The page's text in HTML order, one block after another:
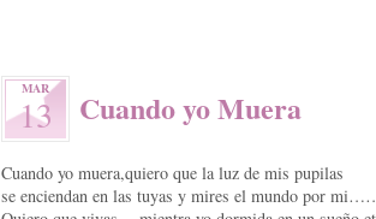
MAR
13 Cuando yo Muera
Cuando yo muera,quiero que la luz de mis pupilas
se enciendan en las tuyas y mires el mundo